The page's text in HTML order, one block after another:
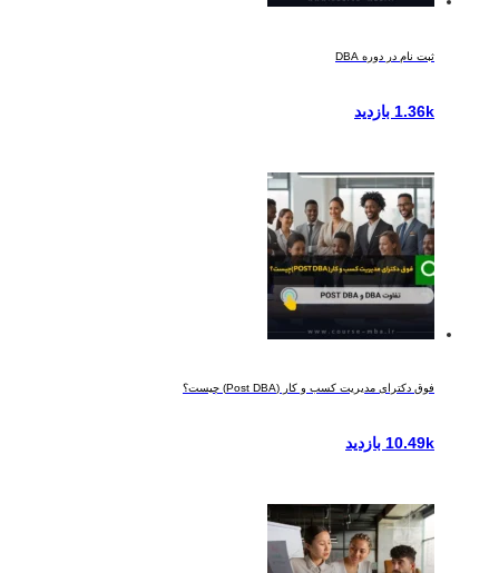
ثبت نام در دوره DBA
1.36k بازدید
فوق دکترای مدیریت کسب و کار (Post DBA) چیست؟
10.49k بازدید